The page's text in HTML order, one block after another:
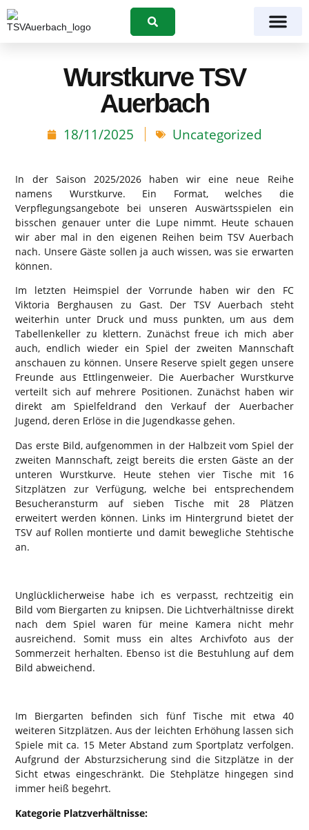
Suchen
Wurstkurve TSV
Auerbach
18/11/2025 Uncategorized
In der Saison 2025/2026 haben wir eine neue Reihe
namens Wurstkurve. Ein Format, welches die
Verpflegungsangebote bei unseren Auswärtsspielen ein
bisschen genauer unter die Lupe nimmt. Heute schauen
wir aber mal in den eigenen Reihen beim TSV Auerbach
nach. Unsere Gäste sollen ja auch wissen, was sie erwarten
können.
Im letzten Heimspiel der Vorrunde haben wir den FC
Viktoria Berghausen zu Gast. Der TSV Auerbach steht
weiterhin unter Druck und muss punkten, um aus dem
Tabellenkeller zu klettern. Zunächst freue ich mich aber
auch, endlich wieder ein Spiel der zweiten Mannschaft
anschauen zu können. Unsere Reserve spielt gegen unsere
Freunde aus Ettlingenweier. Die Auerbacher Wurstkurve
verteilt sich auf mehrere Positionen. Zunächst haben wir
direkt am Spielfeldrand den Verkauf der Auerbacher
Jugend, deren Erlöse in die Jugendkasse gehen.
Das erste Bild, aufgenommen in der Halbzeit vom Spiel der
zweiten Mannschaft, zeigt bereits die ersten Gäste an der
unteren Wurstkurve. Heute stehen vier Tische mit 16
Sitzplätzen zur Verfügung, welche bei entsprechendem
Besucheransturm auf sieben Tische mit 28 Plätzen
erweitert werden können. Links im Hintergrund bietet der
TSV auf Rollen montierte und damit bewegliche Stehtische
an.
Unglücklicherweise habe ich es verpasst, rechtzeitig ein
Bild vom Biergarten zu knipsen. Die Lichtverhältnisse direkt
nach dem Spiel waren für meine Kamera nicht mehr
ausreichend. Somit muss ein altes Archivfoto aus der
Sommerzeit herhalten. Ebenso ist die Bestuhlung auf dem
Bild abweichend.
Im Biergarten befinden sich fünf Tische mit etwa 40
weiteren Sitzplätzen. Aus der leichten Erhöhung lassen sich
Spiele mit ca. 15 Meter Abstand zum Sportplatz verfolgen.
Aufgrund der Absturzsicherung sind die Sitzplätze in der
Sicht etwas eingeschränkt. Die Stehplätze hingegen sind
immer heiß begehrt.
Kategorie Platzverhältnisse: